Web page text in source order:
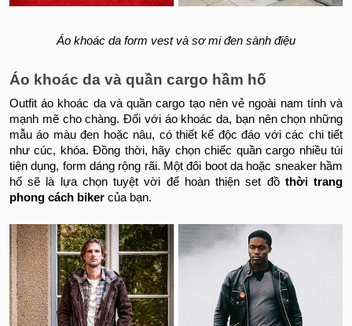
Áo khoác da form vest và sơ mi đen sành điệu
Áo khoác da và quần cargo hầm hố
Outfit áo khoác da và quần cargo tạo nên vẻ ngoài nam tính và
mạnh mẽ cho chàng. Đối với áo khoác da, bạn nên chọn những
mẫu áo màu đen hoặc nâu, có thiết kế độc đáo với các chi tiết
như cúc, khóa. Đồng thời, hãy chọn chiếc quần cargo nhiều túi
tiện dụng, form dáng rộng rãi. Một đôi boot da hoặc sneaker hầm
hố sẽ là lựa chọn tuyệt vời để hoàn thiện set đồ thời trang
phong cách biker của bạn.